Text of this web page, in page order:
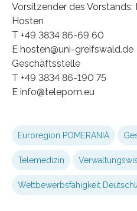
Vorsitzender des Vorstands:
Hosten
T +49 3834 86-69 60
E hosten@uni-greifswald.de
Geschäftsstelle
T +49 3834 86-190 75
E info@telepom.eu
Euroregion POMERANIA
Telemedizin
Wettbewerbsfähigkeit